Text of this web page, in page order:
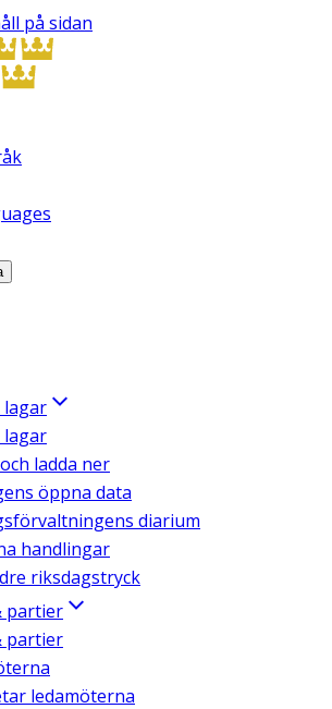
på sidan
lagar
lagar
ladda ner
öppna data
diarium
handlingar
riksdagstryck
partier
partier
ledamöterna